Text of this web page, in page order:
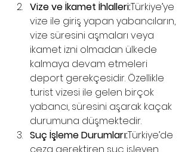
Vize ve İkamet İhlalleri:Türkiye’ye
vize ile giriş yapan yabancıların,
vize süresini aşmaları veya
ikamet izni olmadan ülkede
kalmaya devam etmeleri
deport gerekçesidir. Özellikle
turist vizesi ile gelen birçok
yabancı, süresini aşarak kaçak
durumuna düşmektedir.
Suç İşleme Durumları:Türkiye’de